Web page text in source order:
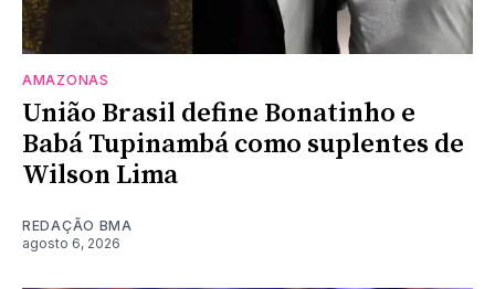
AMAZONAS
União Brasil define Bonatinho e
Babá Tupinambá como suplentes de
Wilson Lima
REDAÇÃO BMA
agosto 6, 2026